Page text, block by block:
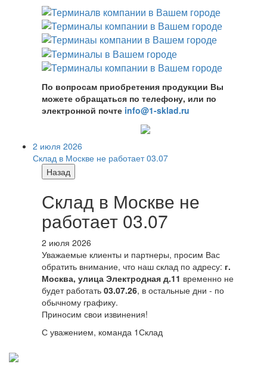
По вопросам приобретения продукции Вы
можете обращаться по телефону, или по
электронной почте info@1-sklad.ru
2 июля 2026
Склад в Москве не работает 03.07
Назад
Склад в Москве не
работает 03.07
2 июля 2026
Уважаемые клиенты и партнеры, просим Вас
обратить внимание, что наш склад по адресу: г.
Москва, улица Электродная д.11 временно не
будет работать 03.07.26, в остальные дни - по
обычному графику.
Приносим свои извинения!
С уважением, команда 1Склад